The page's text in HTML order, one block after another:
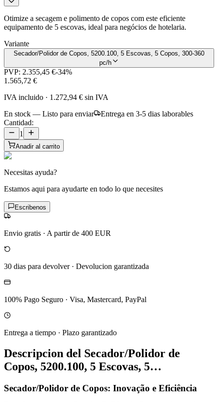
Otimize a secagem e polimento de copos com este eficiente
equipamento de 5 escovas, ideal para negócios de hotelaria.
Variante
Secador/Polidor de Copos, 5200.100, 5 Escovas, 5 Copos, 300-360
pc/h
PVP: 2.355,45 €-34%
1.565,72 €
IVA incluido · 1.272,94 € sin IVA
En stock — Listo para enviar
Entrega en 3-5 dias laborables
Cantidad:
1
Anadir al carrito
Necesitas ayuda?
Estamos aqui para ayudarte en todo lo que necesites
Escribenos
Envio gratis · A partir de 400 EUR
30 dias para devolver· Devolucion garantizada
100% Pago Seguro · Visa, Mastercard, PayPal
Entrega a tiempo · Plazo garantizado
Descripcion del Secador/Polidor de
Copos, 5200.100, 5 Escovas, 5…
Secador/Polidor de Copos: Inovação e Eficiência